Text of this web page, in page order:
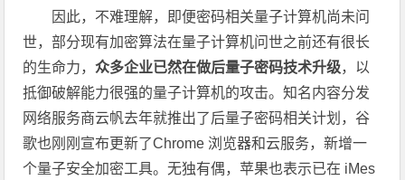
因此，不难理解，即便密码相关量子计算机尚未问
世，部分现有加密算法在量子计算机问世之前还有很长
的生命力，众多企业已然在做后量子密码技术升级，以
抵御破解能力很强的量子计算机的攻击。知名内容分发
网络服务商云帆去年就推出了后量子密码相关计划，谷
歌也刚刚宣布更新了Chrome 浏览器和云服务，新增一
个量子安全加密工具。无独有偶，苹果也表示已在 iMes